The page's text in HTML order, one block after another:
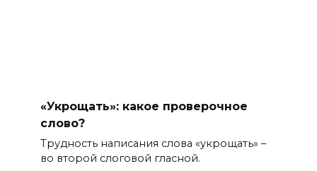
«Укрощать»: какое проверочное
слово?
Трудность написания слова «укрощать» –
во второй слоговой гласной.